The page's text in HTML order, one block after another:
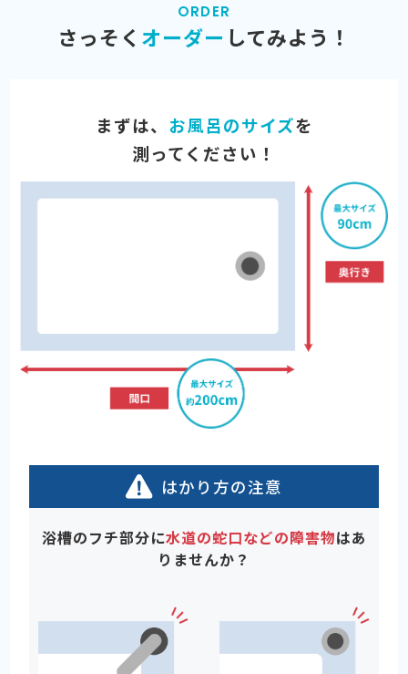
ORDER
さっそく オーダー してみよう！
まずは、 お風呂のサイズを
測ってください！
はかり方の注意
浴槽のフチ部分に水道の蛇口などの障害物はあ
りませんか？